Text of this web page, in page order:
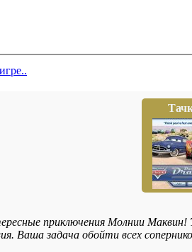
приключения Молнии Маквин!
Ваша задача обойти всех